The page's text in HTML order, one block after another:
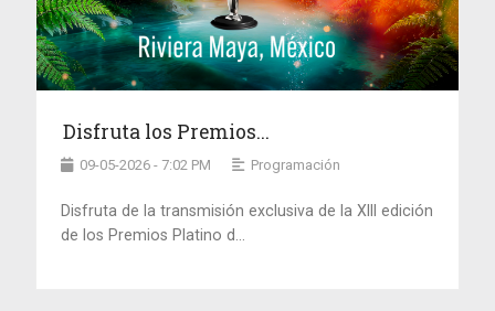
Disfruta los Premios...
09-05-2026 - 7:02 PM Programación
Disfruta de la transmisión exclusiva de la XIII edición
de los Premios Platino d...